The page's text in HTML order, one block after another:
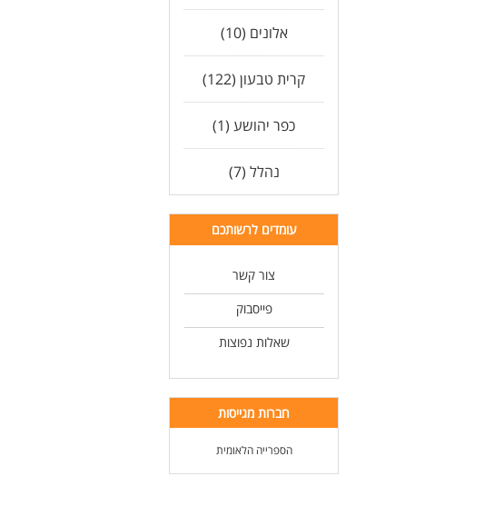
אלונים (10)
קרית טבעון (122)
כפר יהושע (1)
נהלל (7)
עומדים לרשותכם
צור קשר
פייסבוק
שאלות נפוצות
חברות מגייסות
הספרייה הלאומית